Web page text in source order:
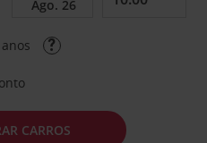
CARROS